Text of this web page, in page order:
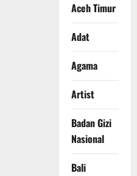
Aceh Timur
Adat
Agama
Artist
Badan Gizi
Nasional
Bali